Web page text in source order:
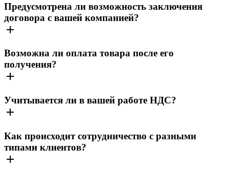
Предусмотрена ли возможность заключения
договора с вашей компанией?
Возможна ли оплата товара после его
получения?
Учитывается ли в вашей работе НДС?
Как происходит сотрудничество с разными
типами клиентов?